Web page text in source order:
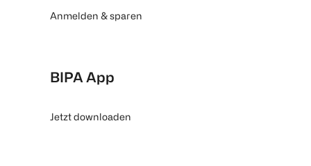
Anmelden & sparen
BIPA App
Jetzt downloaden